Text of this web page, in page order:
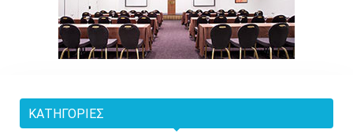
ΚΑΤΗΓΟΡΊΕΣ